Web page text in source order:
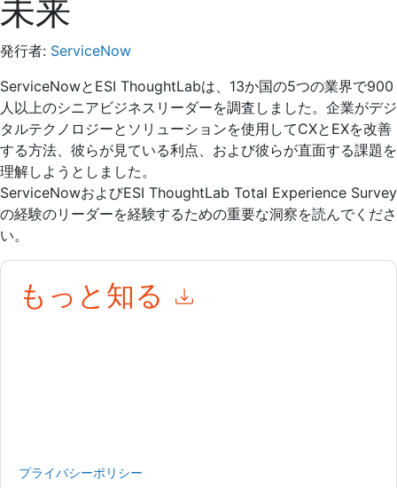
未来
発行者: ServiceNow
ServiceNowとESI ThoughtLabは、13か国の5つの業界で900
人以上のシニアビジネスリーダーを調査しました。企業がデジ
タルテクノロジーとソリューションを使用してCXとEXを改善
する方法、彼らが見ている利点、および彼らが直面する課題を
理解しようとしました。
ServiceNowおよびESI ThoughtLab Total Experience Survey
の経験のリーダーを経験するための重要な洞察を読んでくださ
い。
もっと知る
プライバシーポリシー